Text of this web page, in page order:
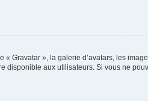
Gravatar », la galerie d’avatars, les
disponible aux utilisateurs. Si vous ne